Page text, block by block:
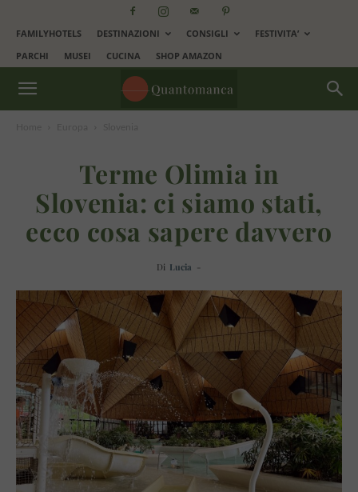
FAMILYHOTELS DESTINAZIONI CONSIGLI
FESTIVITA’
PARCHI
MUSEI CUCINA SHOP AMAZON
Terme Olimia in
Slovenia: ci siamo stati,
ecco cosa sapere davvero
Di Lucia -